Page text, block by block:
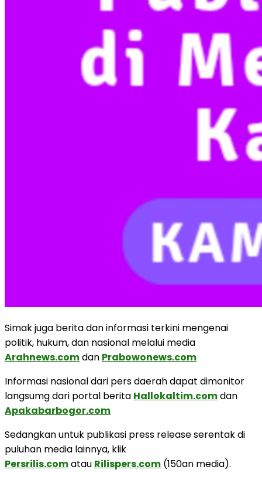
Simak juga berita dan informasi terkini mengenai
politik, hukum, dan nasional melalui media
Arahnews.comdan Prabowonews.com
Informasi nasional dari pers daerah dapat dimonitor
langsumg dari portal berita Hallokaltim.comdan
Apakabarbogor.com
Sedangkan untuk publikasi press release serentak di
puluhan media lainnya, klik
Persrilis.comatau Rilispers.com (150an media).